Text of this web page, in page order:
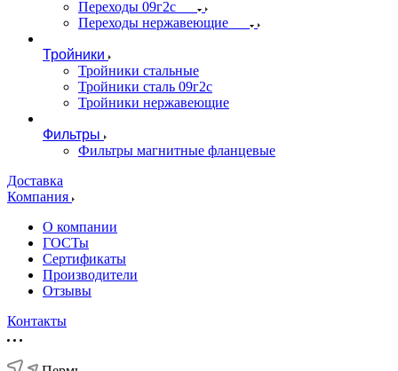
Переходы 09г2с
Переходы нержавеющие
Тройники
Тройники стальные
Тройники сталь 09г2с
Тройники нержавеющие
Фильтры
Фильтры магнитные фланцевые
Доставка
Компания
О компании
ГОСТы
Сертификаты
Производители
Отзывы
Контакты